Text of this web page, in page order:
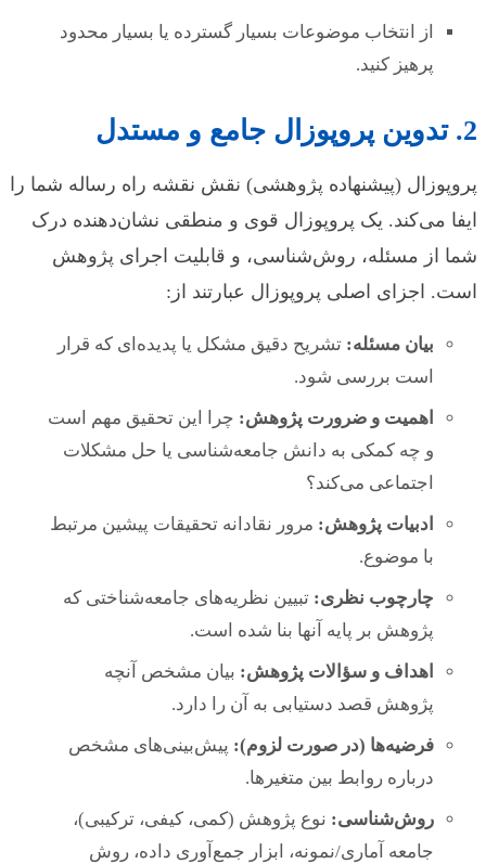
از انتخاب موضوعات بسیار گسترده یا بسیار محدود
پرهیز کنید.
2. تدوین پروپوزال جامع و مستدل
پروپوزال (پیشنهاده پژوهشی) نقش نقشه راه رساله شما را
ایفا می‌کند. یک پروپوزال قوی و منطقی نشان‌دهنده درک
شما از مسئله، روش‌شناسی، و قابلیت اجرای پژوهش
است. اجزای اصلی پروپوزال عبارتند از:
بیان مسئله: تشریح دقیق مشکل یا پدیده‌ای که قرار
است بررسی شود.
اهمیت و ضرورت پژوهش: چرا این تحقیق مهم است
و چه کمکی به دانش جامعه‌شناسی یا حل مشکلات
اجتماعی می‌کند؟
ادبیات پژوهش: مرور نقادانه تحقیقات پیشین مرتبط
با موضوع.
چارچوب نظری: تبیین نظریه‌های جامعه‌شناختی که
پژوهش بر پایه آنها بنا شده است.
اهداف و سؤالات پژوهش: بیان مشخص آنچه
پژوهش قصد دستیابی به آن را دارد.
فرضیه‌ها (در صورت لزوم): پیش‌بینی‌های مشخص
درباره روابط بین متغیرها.
روش‌شناسی: نوع پژوهش (کمی، کیفی، ترکیبی)،
جامعه آماری/نمونه، ابزار جمع‌آوری داده، روش